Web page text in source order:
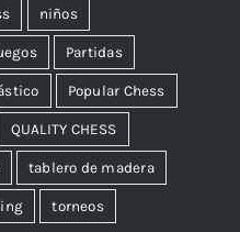
niños
Partidas
Popular Chess
QUALITY CHESS
tablero de madera
torneos